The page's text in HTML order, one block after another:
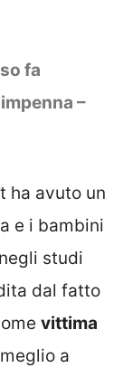
fa
–
ha avuto un
e i bambini
studi
dal fatto
vittima
a